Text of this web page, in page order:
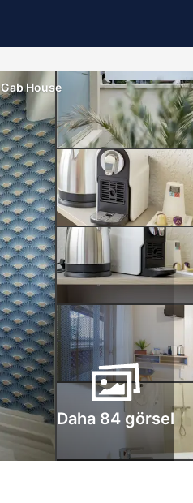
Gab House
Daha 84 görsel